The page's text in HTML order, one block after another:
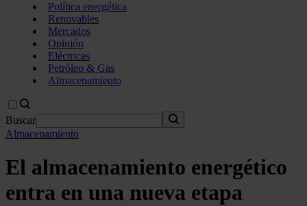
Política energética
Renovables
Mercados
Opinión
Eléctricas
Petróleo & Gas
Almacenamiento
Buscar
Almacenamiento
El almacenamiento energético
entra en una nueva etapa